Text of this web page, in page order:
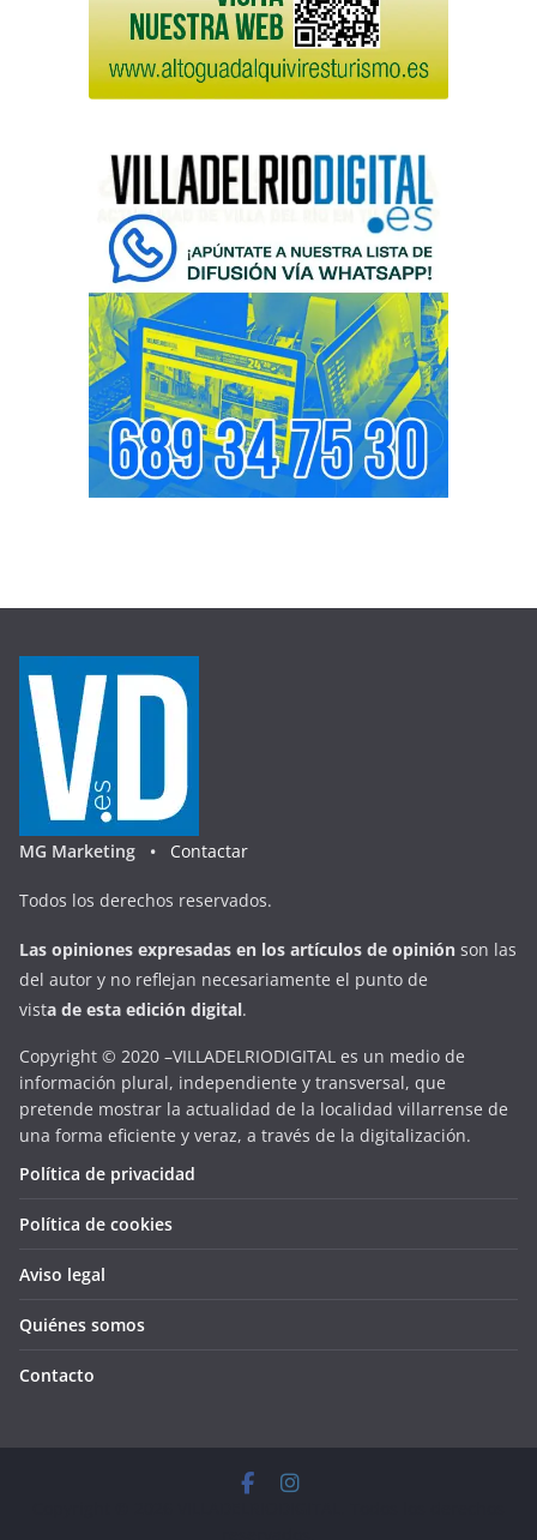
MG Marketing • Contactar
Todos los derechos reservados.
Las opiniones expresadas en los artículos de opinión son las
del autor y no reflejan necesariamente el punto de
vista de esta edición digital.
Copyright © 2020 –VILLADELRIODIGITAL es un medio de
información plural, independiente y transversal, que
pretende mostrar la actualidad de la localidad villarrense de
una forma eficiente y veraz, a través de la digitalización.
Política de privacidad
Política de cookies
Aviso legal
Quiénes somos
Contacto